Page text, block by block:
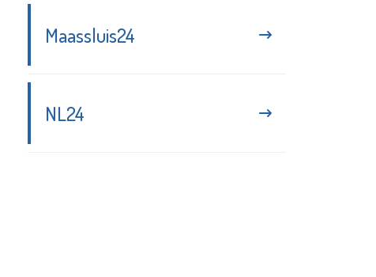
Maassluis24
NL24